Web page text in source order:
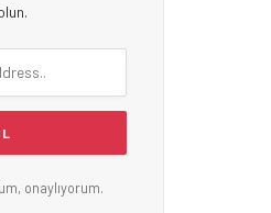
onaylıyorum.